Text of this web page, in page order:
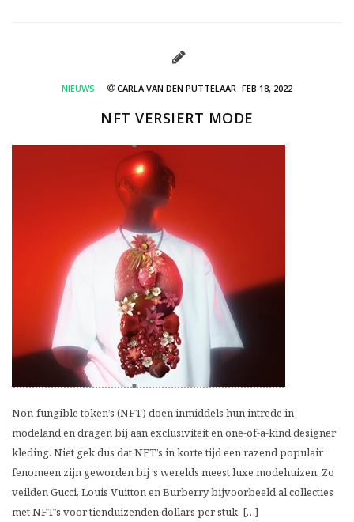
NIEUWS CARLA VAN DEN PUTTELAAR FEB 18, 2022
NFT VERSIERT MODE
Non-fungible token’s (NFT) doen inmiddels hun intrede in
modeland en dragen bij aan exclusiviteit en one-of-a-kind designer
kleding. Niet gek dus dat NFT’s in korte tijd een razend populair
fenomeen zijn geworden bij ’s werelds meest luxe modehuizen. Zo
veilden Gucci, Louis Vuitton en Burberry bijvoorbeeld al collecties
met NFT’s voor tienduizenden dollars per stuk. […]